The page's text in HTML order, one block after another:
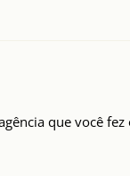
que você fez